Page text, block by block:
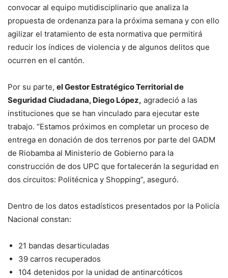
convocar al equipo mutidisciplinario que analiza la
propuesta de ordenanza para la próxima semana y con ello
agilizar el tratamiento de esta normativa que permitirá
reducir los índices de violencia y de algunos delitos que
ocurren en el cantón.
Por su parte, el Gestor Estratégico Territorial de
Seguridad Ciudadana, Diego López, agradeció a las
instituciones que se han vinculado para ejecutar este
trabajo. “Estamos próximos en completar un proceso de
entrega en donación de dos terrenos por parte del GADM
de Riobamba al Ministerio de Gobierno para la
construcción de dos UPC que fortalecerán la seguridad en
dos circuitos: Politécnica y Shopping”, aseguró.
Dentro de los datos estadísticos presentados por la Policía
Nacional constan:
21 bandas desarticuladas
39 carros recuperados
104 detenidos por la unidad de antinarcóticos